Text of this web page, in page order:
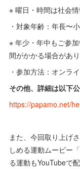
※ 曜日・時間は社会
・対象年齢：年長〜
※ 年少・年中もご参
間がかかる場合があり
・参加方法：オンラ
その他、詳細は以下
https://papamo.net/
また、今回取り上げ
しめる運動ムービー
る運動もYouTubeで配